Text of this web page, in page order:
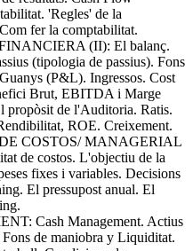
'Regles' de la
fer la comptabilitat.
(II): El balanç.
(tipologia de passius). Fons
(P&L). Ingressos. Cost
Brut, EBITDA i Marge
propòsit de l'Auditoria. Ratis.
ROE. Creixement.
COSTOS/ MANAGERIAL
de costos. L'objectiu de la
fixes i variables. Decisions
El pressupost anual. El
Cash Management. Actius
de maniobra y Liquiditat.